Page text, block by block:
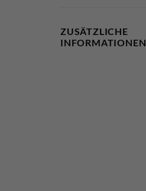
ZUSÄTZLICHE
INFORMATIONEN